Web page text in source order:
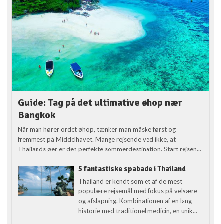
Guide: Tag på det ultimative øhop nær
Bangkok
Når man hører ordet øhop, tænker man måske først og
fremmest på Middelhavet. Mange rejsende ved ikke, at
Thailands øer er den perfekte sommerdestination. Start rejsen...
5 fantastiske spabade i Thailand
Thailand er kendt som et af de mest
populære rejsemål med fokus på velvære
og afslapning. Kombinationen af en lang
historie med traditionel medicin, en unik...